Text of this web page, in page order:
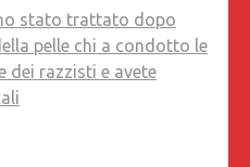
stato trattato dopo
pelle chi a condotto le
dei razzisti e avete